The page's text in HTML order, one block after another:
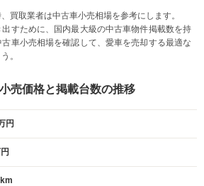
買取業者は中古車小売相場を参考にします。
すために、国内最大級の中古車物件掲載数を持
車小売相場を確認して、愛車を売却する最適な
。
売価格と掲載台数の推移
円